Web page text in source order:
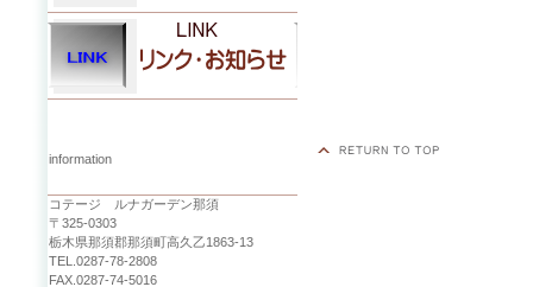
information
コテージ ルナガーデン那須
〒325-0303
栃木県那須郡那須町高久乙1863-13
TEL.0287-78-2808
FAX.0287-74-5016